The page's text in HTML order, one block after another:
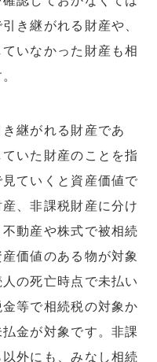
き継がれる財産や、
いなかった財産も相
継がれる財産であ
いた財産のことを指
ていくと資産価値で
、非課税財産に分け
動産や株式で被相続
価値のある物が対象
の死亡時点で未払い
等で相続税の対象か
金が対象です。非課
外にも、みなし相続